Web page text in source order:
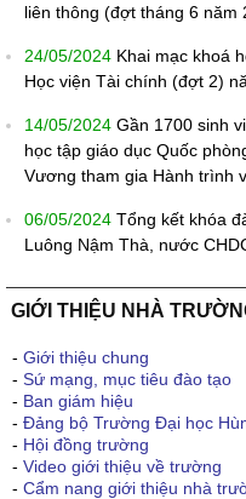
liên thông (đợt tháng 6 năm
24/05/2024 Khai mạc khoá
Học viện Tài chính (đợt 2)
14/05/2024 Gần 1700 sinh
học tập giáo dục Quốc
Vương tham gia Hành trình
06/05/2024 Tổng kết khóa
Luông Nậm Thà, nước
GIỚI THIỆU NHÀ
- Giới thiệu chung
- Sứ mạng, mục tiêu đào tạo
- Ban giám hiệu
- Đảng bộ Trường Đại học
- Hội đồng trường
- Video giới thiệu về trường
- Cẩm nang giới thiệu nhà